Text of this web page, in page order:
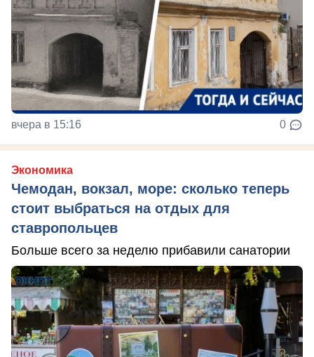
вчера в 15:16 0
Экономика
Чемодан, вокзал, море: сколько теперь
стоит выбраться на отдых для
ставропольцев
Больше всего за неделю прибавили санатории